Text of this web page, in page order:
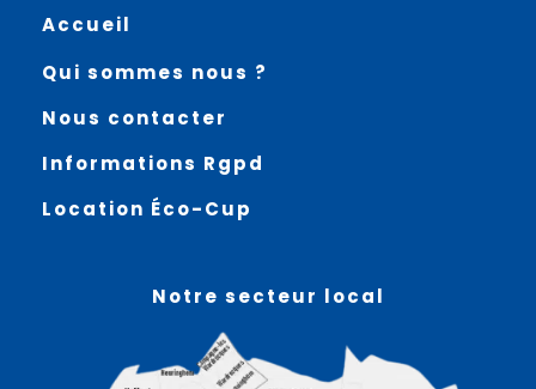
Accueil
Qui sommes nous ?
Nous contacter
Informations Rgpd
Location Éco-Cup
Notre secteur local